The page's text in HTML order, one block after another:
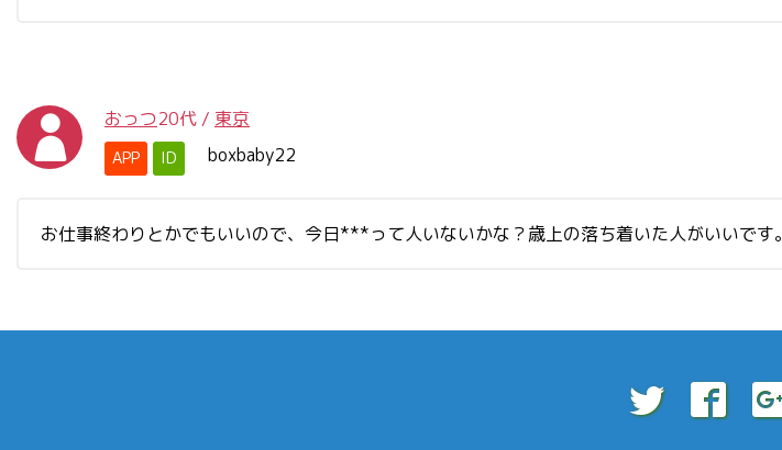
おっつ20代 / 東京
APP ID boxbaby22
お仕事終わりとかでもいいので、今日***って人いないかな？歳上の落ち着いた人がいいです。